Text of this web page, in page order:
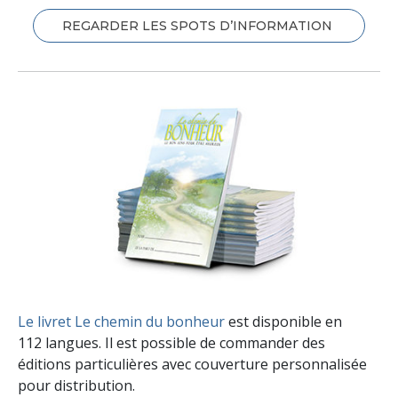
REGARDER LES SPOTS D’INFORMATION
Le livret Le chemin du bonheurest disponible en
112 langues. Il est possible de commander des
éditions particulières avec couverture personnalisée
pour distribution.